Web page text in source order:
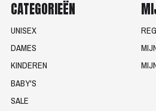
CATEGORIEËN
UNISEX
DAMES
KINDEREN
BABY'S
SALE